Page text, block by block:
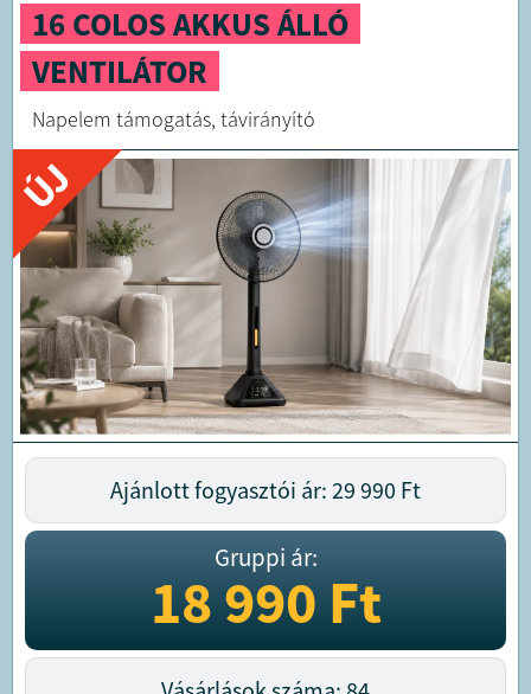
16 COLOS AKKUS ÁLLÓ
VENTILÁTOR
Napelem támogatás, távirányító
ÚJ
Ajánlott fogyasztói ár: 29 990 Ft
Gruppi ár:
18 990Ft